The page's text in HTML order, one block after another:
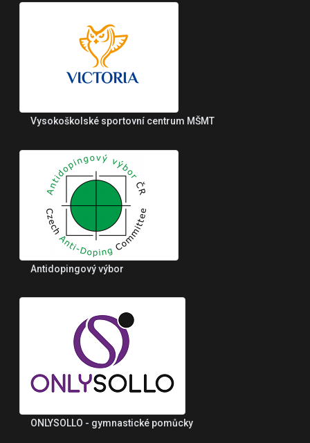
Vysokoškolské sportovní centrum MŠMT
Antidopingový výbor
ONLYSOLLO - gymnastické pomůcky